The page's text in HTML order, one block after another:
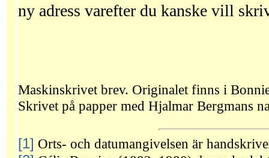
ny adress varefter du kanske vill
Maskinskrivet brev. Originalet finns i
Skrivet på papper med Hjalmar Bergmans
[1] Orts- och datumangivelsen är